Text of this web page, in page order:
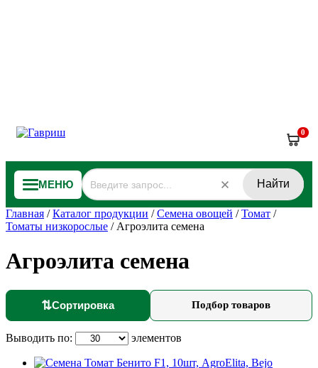
0
МЕНЮ Найти
Главная /Каталог продукции /Семена овощей /Томат /
Томаты низкорослые / Агроэлита семена
Агроэлита семена
⇅Сортировка Подбор товаров
Выводить по: элементов